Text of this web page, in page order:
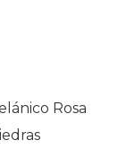
Rosa